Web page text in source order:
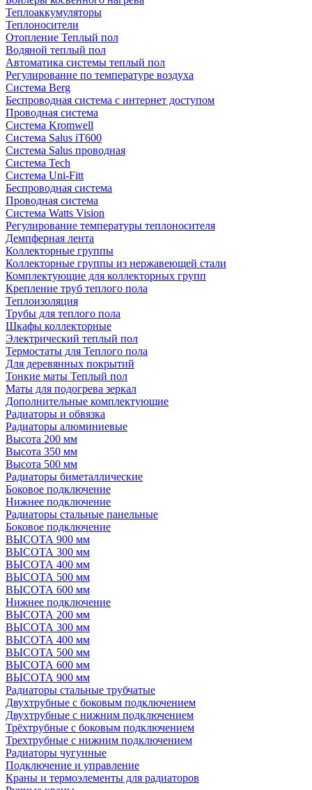
Теплоаккумуляторы
Теплоносители
Отопление Теплый пол
Водяной теплый пол
Автоматика системы теплый пол
Регулирование по температуре воздуха
Система Berg
Беспроводная система с интернет доступом
Проводная система
Система Kromwell
Система Salus iT600
Система Salus проводная
Система Tech
Система Uni-Fitt
Беспроводная система
Проводная система
Система Watts Vision
Регулирование температуры теплоносителя
Демпферная лента
Коллекторные группы
Коллекторные группы из нержавеющей стали
Комплектующие для коллекторных групп
Крепление труб теплого пола
Теплоизоляция
Трубы для теплого пола
Шкафы коллекторные
Электрический теплый пол
Термостаты для Теплого пола
Для деревянных покрытий
Тонкие маты Теплый пол
Маты для подогрева зеркал
Дополнительные комплектующие
Радиаторы и обвязка
Радиаторы алюминиевые
Высота 200 мм
Высота 350 мм
Высота 500 мм
Радиаторы биметаллические
Боковое подключение
Нижнее подключение
Радиаторы стальные панельные
Боковое подключение
ВЫСОТА 900 мм
ВЫСОТА 300 мм
ВЫСОТА 400 мм
ВЫСОТА 500 мм
ВЫСОТА 600 мм
Нижнее подключение
ВЫСОТА 200 мм
ВЫСОТА 300 мм
ВЫСОТА 400 мм
ВЫСОТА 500 мм
ВЫСОТА 600 мм
ВЫСОТА 900 мм
Радиаторы стальные трубчатые
Двухтрубные с боковым подключением
Двухтрубные с нижним подключением
Трёхтрубные с боковым подключением
Трехтрубные с нижним подключением
Радиаторы чугунные
Подключение и управление
Краны и термоэлементы для радиаторов